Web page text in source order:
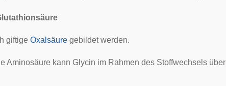
giftige Oxalsäure gebildet werden.
Aminosäure kann Glycin im Rahmen des Stoffwechsels über